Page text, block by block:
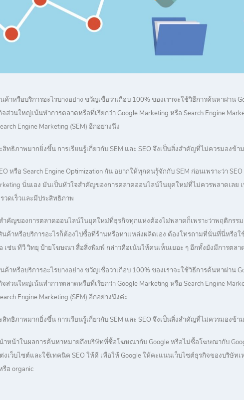
าหรือบริการอะไรบางอย่าง ขวัญเชื่อว่าเกือบ 100% ของเราจะใช้วิธีการค้นหาผ่าน
นใหญ่เน้นทำการตลาดหรือที่เรียกว่า Google Marketing หรือ Search Engine
Engine Marketing (SEM) อีกอย่างนึง
ทธิภาพมากยิ่งขึ้น การเรียนรู้เกี่ยวกับ SEM และ SEO จึงเป็นสิ่งสำคัญที่ไม่ควรมองข้า
หรือ Search Engine Optimization กัน อยากให้ทุกคนรู้จักกับ SEM ก่อนเพราะว่า
นั่นเอง มันเป็นหัวใจสำคัญของการตลาดออนไลน์ในยุคใหม่ที่ไม่ควรพลาดเลย
วดเร็วและมีประสิทธิภาพ
ำคัญของการตลาดออนไลน์ในยุคใหม่ที่ธุรกิจทุกแห่งต้องไม่พลาดก็เพราะว่าพฤติกร
นค้าหรือบริการอะไรก็ต้องไปซื้อที่ร้านหรือหาแหล่งผลิตเอง ต้องโทรถามที่นั่นที่นี่หรือ
เช่น ทีวี วิทยุ ป้ายโฆษณา สื่อสิ่งพิมพ์ กล่าวคือเน้นให้คนเห็นเยอะ ๆ อีกทั้งยังมีการตล
าหรือบริการอะไรบางอย่าง ขวัญเชื่อว่าเกือบ 100% ของเราจะใช้วิธีการค้นหาผ่าน
นใหญ่เน้นทำการตลาดหรือที่เรียกว่า Google Marketing หรือ Search Engine
Engine Marketing (SEM) อีกอย่างนึงค่ะ
ทธิภาพมากยิ่งขึ้น การเรียนรู้เกี่ยวกับ SEM และ SEO จึงเป็นสิ่งสำคัญที่ไม่ควรมองข้า
ำหน้าในผลการค้นหาหมายถึงบริษัทที่ซื้อโฆษณากับ Google หรือไม่ซื้อโฆษณากับ
เว็บไซต์และใช้เทคนิค SEO ให้ดี เพื่อให้ Google ให้คะแนนเว็บไซต์ธุรกิจของบริษั
อ organic